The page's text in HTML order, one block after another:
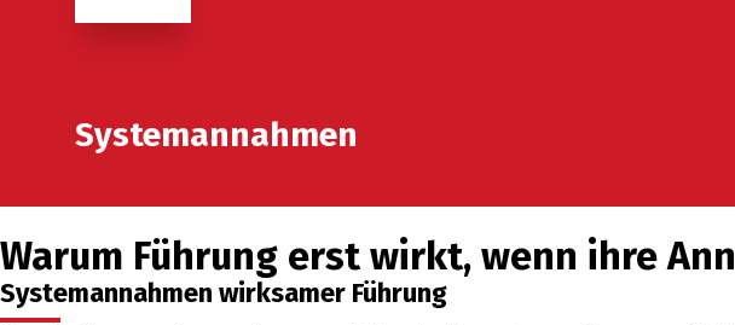
Systemannahmen
Warum Führung erst wirkt, wenn ihre
Systemannahmen wirksamer Führung